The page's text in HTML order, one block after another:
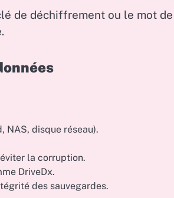
de déchiffrement ou le mot de
NAS, disque réseau).
la corruption.
DriveDx.
des sauvegardes.